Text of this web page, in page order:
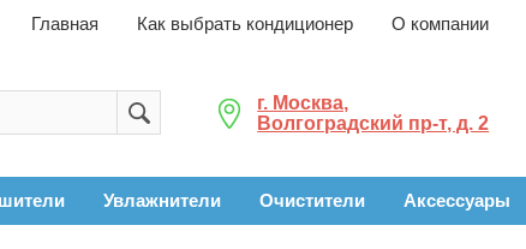
Главная Как выбрать кондиционер О компании
г. Москва,
Волгоградский пр-т, д. 2
Увлажнители Очистители Аксессуары